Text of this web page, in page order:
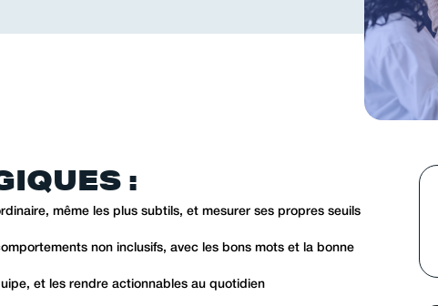
:
même les plus subtils, et mesurer ses propres seuils
non inclusifs, avec les bons mots et la bonne
et les rendre actionnables au quotidien